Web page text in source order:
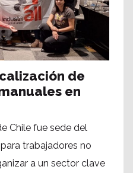
de
en
Chile fue sede del
trabajadores no
a un sector clave